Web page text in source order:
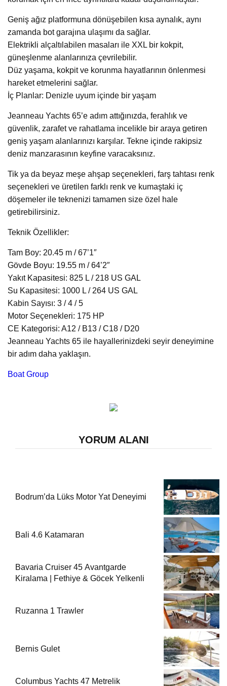
Geniş ağız platformuna dönüşebilen kısa aynalık, aynı
zamanda bot garajına ulaşımı da sağlar.
Elektrikli alçaltılabilen masaları ile XXL bir kokpit,
güneşlenme alanlarınıza çevrilebilir.
Düz yaşama, kokpit ve korunma hayatlarının önlenmesi
hareket etmelerini sağlar.
İç Planlar: Denizle uyum içinde bir yaşam
Jeanneau Yachts 65’e adım attığınızda, ferahlık ve
güvenlik, zarafet ve rahatlama incelikle bir araya getiren
geniş yaşam alanlarınızı karşılar. Tekne içinde rakipsiz
deniz manzarasının keyfine varacaksınız.
Tik ya da beyaz meşe ahşap seçenekleri, farş tahtası renk
seçenekleri ve üretilen farklı renk ve kumaştaki iç
döşemeler ile teknenizi tamamen size özel hale
getirebilirsiniz.
Teknik Özellikler:
Tam Boy: 20.45 m / 67’1″
Gövde Boyu: 19.55 m / 64’2″
Yakıt Kapasitesi: 825 L / 218 US GAL
Su Kapasitesi: 1000 L / 264 US GAL
Kabin Sayısı: 3 / 4 / 5
Motor Seçenekleri: 175 HP
CE Kategorisi: A12 / B13 / C18 / D20
Jeanneau Yachts 65 ile hayallerinizdeki seyir deneyimine
bir adım daha yaklaşın.
Boat Group
YORUM ALANI
Bodrum’da Lüks Motor Yat Deneyimi
Bali 4.6 Katamaran
Bavaria Cruiser 45 Avantgarde
Kiralama | Fethiye & Göcek Yelkenli
Ruzanna 1 Trawler
Bernis Gulet
Columbus Yachts 47 Metrelik